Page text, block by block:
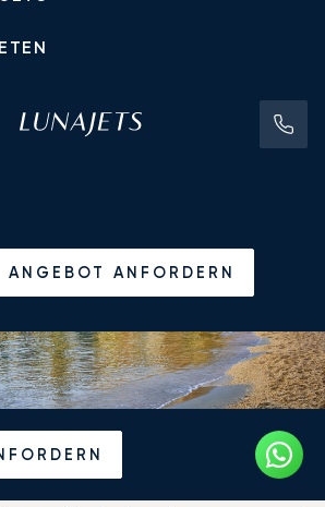
ANGEBOT ANFORDERN